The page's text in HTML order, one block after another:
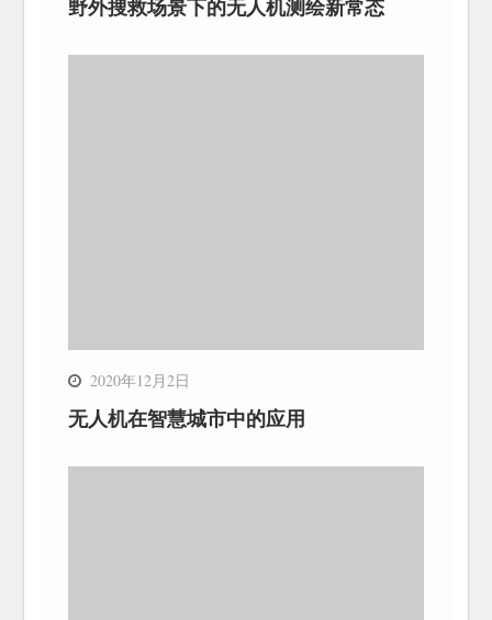
野外搜救场景下的无人机测绘新常态
2020年12月2日
无人机在智慧城市中的应用